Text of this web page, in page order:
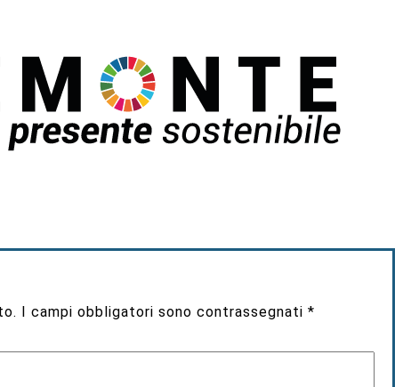
I campi obbligatori sono contrassegnati*